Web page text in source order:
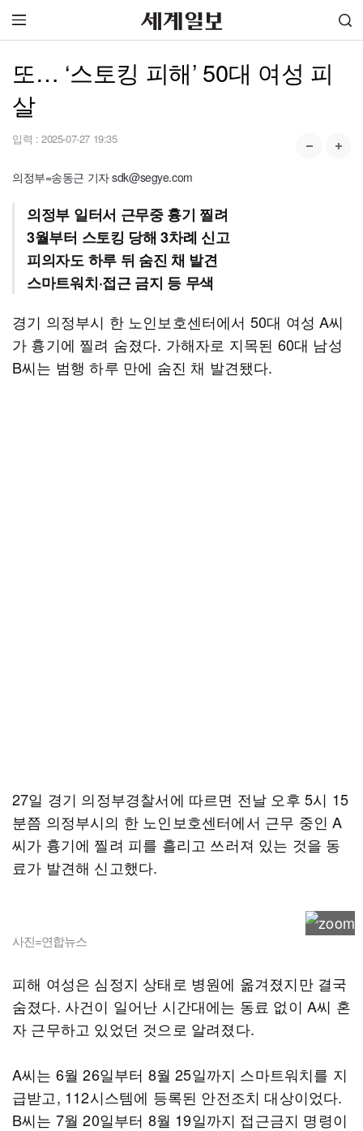
또… ‘스토킹 피해’ 50대 여성 피
살
입력 : 2025-07-27 19:35
의정부=송동근 기자 sdk@segye.com
의정부 일터서 근무중 흉기 찔려
3월부터 스토킹 당해 3차례 신고
피의자도 하루 뒤 숨진 채 발견
스마트워치·접근 금지 등 무색
경기 의정부시 한 노인보호센터에서 50대 여성 A씨
가 흉기에 찔려 숨졌다. 가해자로 지목된 60대 남성
B씨는 범행 하루 만에 숨진 채 발견됐다.
27일 경기 의정부경찰서에 따르면 전날 오후 5시 15
분쯤 의정부시의 한 노인보호센터에서 근무 중인 A
씨가 흉기에 찔려 피를 흘리고 쓰러져 있는 것을 동
료가 발견해 신고했다.
사진=연합뉴스
피해 여성은 심정지 상태로 병원에 옮겨졌지만 결국
숨졌다. 사건이 일어난 시간대에는 동료 없이 A씨 혼
자 근무하고 있었던 것으로 알려졌다.
A씨는 6월 26일부터 8월 25일까지 스마트워치를 지
급받고, 112시스템에 등록된 안전조치 대상이었다.
B씨는 7월 20일부터 8월 19일까지 접근금지 명령이